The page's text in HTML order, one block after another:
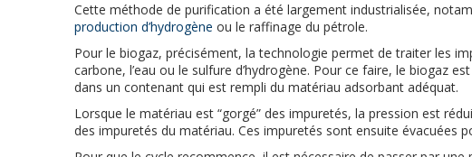
Cette méthode de purification a été largement industrialisée,
production d’hydrogène ou le raffinage du pétrole.
Pour le biogaz, précisément, la technologie permet de traiter les
carbone, l’eau ou le sulfure d’hydrogène. Pour ce faire, le biogaz
dans un contenant qui est rempli du matériau adsorbant adéquat.
Lorsque le matériau est “gorgé” des impuretés, la pression est
des impuretés du matériau. Ces impuretés sont ensuite évacuées